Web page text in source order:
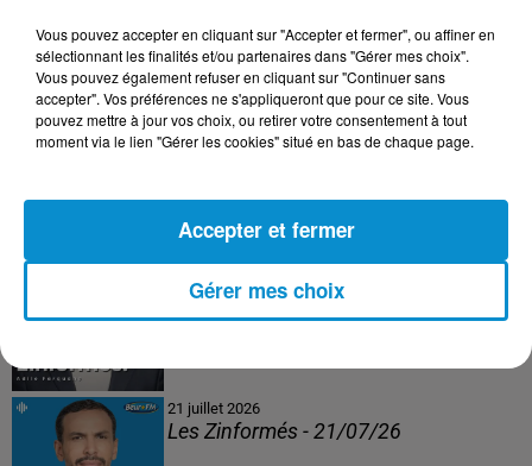
23 juillet 2026
Les Zinformés - 23/07/26
21 juillet 2026
Les Zinformés - 21/07/26
Vous pouvez accepter en cliquant sur "Accepter et fermer", ou affiner en
sélectionnant les finalités et/ou partenaires dans "Gérer mes choix".
Vous pouvez également refuser en cliquant sur "Continuer sans
accepter". Vos préférences ne s'appliqueront que pour ce site. Vous
pouvez mettre à jour vos choix, ou retirer votre consentement à tout
moment via le lien "Gérer les cookies" situé en bas de chaque page.
Gérer mes choix
Accepter et fermer